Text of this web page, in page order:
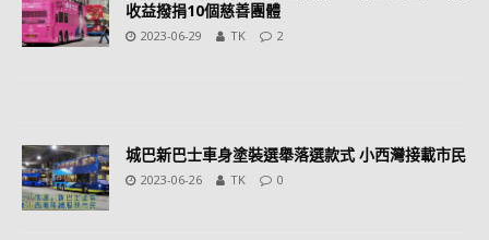
收益撥捐10個慈善團體
2023-06-29 TK 2
城巴新巴士車身塗裝選舉落選款式 小西灣接載市民
2023-06-26 TK 0